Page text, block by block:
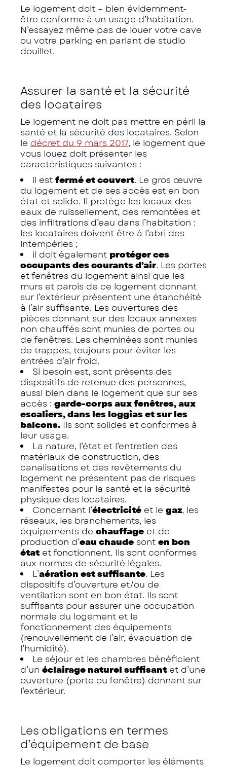
Le logement doit – bien évidemment-
être conforme à un usage d’habitation.
N’essayez même pas de louer votre cave
ou votre parking en parlant de studio
douillet.
Assurer la santé et la sécurité
des locataires
Le logement ne doit pas mettre en péril la
santé et la sécurité des locataires. Selon
le décret du 9 mars 2017, le logement que
vous louez doit présenter les
caractéristiques suivantes :
il est fermé et couvert. Le gros œuvre
du logement et de ses accès est en bon
état et solide. Il protège les locaux des
eaux de ruissellement, des remontées et
des infiltrations d’eau dans l’habitation :
les locataires doivent être à l’abri des
intempéries ;
il doit également protéger ces
occupants des courants d’air. Les portes
et fenêtres du logement ainsi que les
murs et parois de ce logement donnant
sur l’extérieur présentent une étanchéité
à l’air suffisante. Les ouvertures des
pièces donnant sur des locaux annexes
non chauffés sont munies de portes ou
de fenêtres. Les cheminées sont munies
de trappes, toujours pour éviter les
entrées d’air froid.
Si besoin est, sont présents des
dispositifs de retenue des personnes,
aussi bien dans le logement que sur ses
accès : garde-corps aux fenêtres, aux
escaliers, dans les loggias et sur les
balcons. Ils sont solides et conformes à
leur usage.
La nature, l’état et l’entretien des
matériaux de construction, des
canalisations et des revêtements du
logement ne présentent pas de risques
manifestes pour la santé et la sécurité
physique des locataires.
Concernant l’électricité et le gaz, les
réseaux, les branchements, les
équipements de chauffage et de
production d’eau chaude sont en bon
état et fonctionnent. Ils sont conformes
aux normes de sécurité légales.
L’aération est suffisante. Les
dispositifs d’ouverture et/ou de
ventilation sont en bon état. Ils sont
suffisants pour assurer une occupation
normale du logement et le
fonctionnement des équipements
(renouvellement de l’air, évacuation de
l’humidité).
Le séjour et les chambres bénéficient
d’un éclairage naturel suffisant et d’une
ouverture (porte ou fenêtre) donnant sur
l’extérieur.
Les obligations en termes
d’équipement de base
Le logement doit comporter les éléments